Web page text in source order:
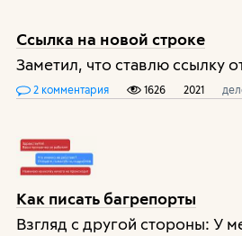
Ссылка на новой строке
Заметил, что ставлю ссылку
2 комментария 1626 2021
Как писать багрепорты
Взгляд с другой стороны: У